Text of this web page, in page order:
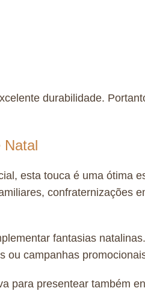
durabilidade.
Natal
esta touca é uma ótima
confraternizações
fantasias
ou campanhas
para presentear também